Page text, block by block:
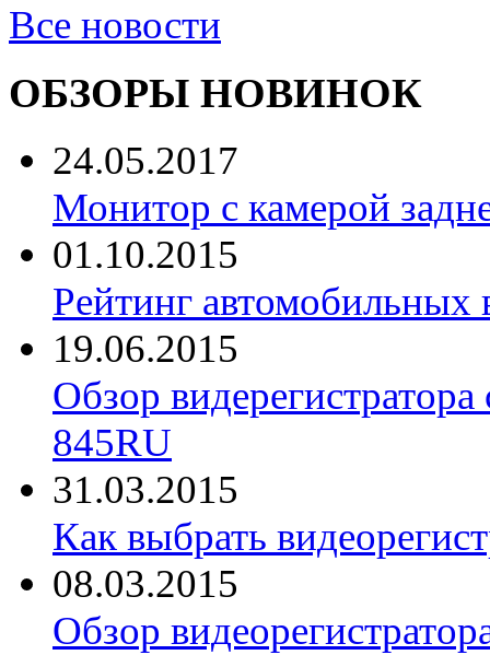
Все новости
ОБЗОРЫ НОВИНОК
24.05.2017
Монитор с камерой
01.10.2015
Рейтинг автомобильных
19.06.2015
Обзор
845RU
31.03.2015
Как выбрать
08.03.2015
Обзор